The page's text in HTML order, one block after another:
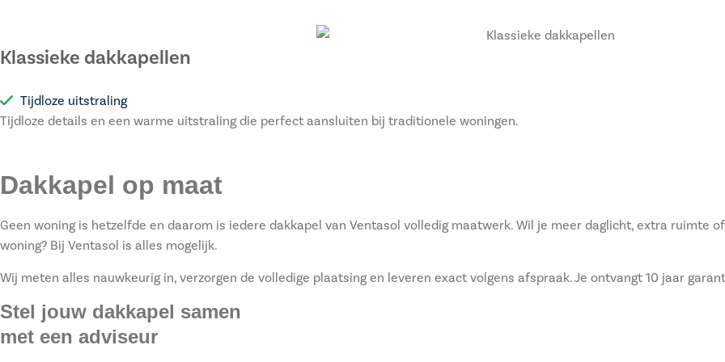
Klassieke dakkapellen
Tijdloze uitstraling
Tijdloze details en een warme uitstraling die perfect aansluiten bij traditionele woningen.
Dakkapel op maat
Geen woning is hetzelfde en daarom is iedere dakkapel van Ventasol volledig maatwerk. Wil je meer daglicht, extra ruimte
woning? Bij Ventasol is alles mogelijk.
Wij meten alles nauwkeurig in, verzorgen de volledige plaatsing en leveren exact volgens afspraak. Je ontvangt 10 jaar
Stel jouw dakkapel samen
met een adviseur